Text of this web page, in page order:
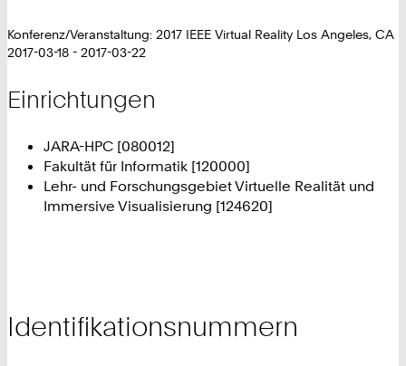
Konferenz/Veranstaltung: 2017 IEEE Virtual Reality Los Angeles, CA
2017-03-18 - 2017-03-22
Einrichtungen
JARA-HPC [080012]
Fakultät für Informatik [120000]
Lehr- und Forschungsgebiet Virtuelle Realität und
Immersive Visualisierung [124620]
Identifikationsnummern